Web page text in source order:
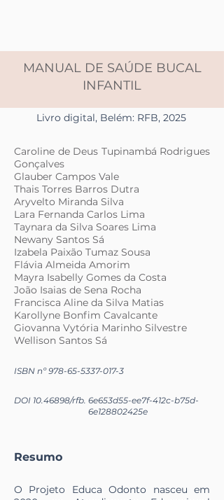
MANUAL DE SAÚDE BUCAL
INFANTIL
Livro digital, Belém: RFB, 2025
Caroline de Deus Tupinambá Rodrigues
Gonçalves
Glauber Campos Vale
Thais Torres Barros Dutra
Aryvelto Miranda Silva
Lara Fernanda Carlos Lima
Taynara da Silva Soares Lima
Newany Santos Sá
Izabela Paixão Tumaz Sousa
Flávia Almeida Amorim
Mayra Isabelly Gomes da Costa
João Isaias de Sena Rocha
Francisca Aline da Silva Matias
Karollyne Bonfim Cavalcante
Giovanna Vytória Marinho Silvestre
Wellison Santos Sá
ISBN nº978-65-5337-017-3
DOI 10.46898/rfb. 6e653d55-ee7f-412c-b75d-
6e128802425e
Resumo
O Projeto Educa Odonto nasceu em